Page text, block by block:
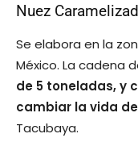
Nuez
Se elabora en la
México. La cadena
de 5 toneladas, y
cambiar la vida
Tacubaya.